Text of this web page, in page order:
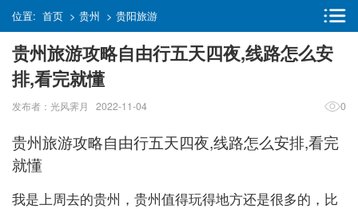
位置: 首页 > 贵州 > 贵阳旅游
贵州旅游攻略自由行五天四夜,线路怎么安
排,看完就懂
发布者：光风霁月 2022-11-04 0
贵州旅游攻略自由行五天四夜,线路怎么安排,看完
就懂
我是上周去的贵州，贵州值得玩得地方还是很多的，比